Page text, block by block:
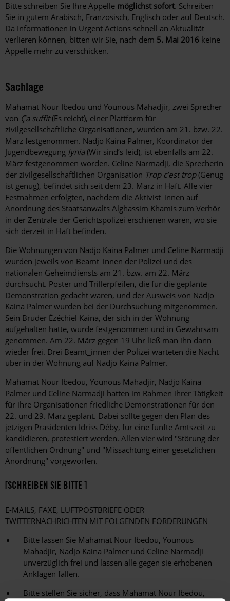
Bitte schreiben Sie Ihre Appelle möglichst sofort. Schreiben
Sie in gutem Arabisch, Französisch, Englisch oder auf Deutsch.
Da Informationen in Urgent Actions schnell an Aktualität
verlieren können, bitten wir Sie, nach dem 5. Mai 2016 keine
Appelle mehr zu verschicken.
Sachlage
Mahamat Nour Ibedou und Younous Mahadjir, zwei Sprecher
von Ça suffit(Es reicht), einer Plattform für
zivilgesellschaftliche Organisationen, wurden am 21. bzw. 22.
März festgenommen. Nadjo Kaina Palmer, Koordinator der
Jugendbewegung Iynia(Wir sind’s leid), ist ebenfalls am 22.
März festgenommen worden. Celine Narmadji, die Sprecherin
der zivilgesellschaftlichen Organisation Trop c’est trop(Genug
ist genug), befindet sich seit dem 23. März in Haft. Alle vier
Festnahmen erfolgten, nachdem die Aktivist_innen auf
Anordnung des Staatsanwalts Alghassim Khamis zum Verhör
in der Zentrale der Gerichtspolizei erschienen waren, wo sie
sich derzeit in Haft befinden.
Die Wohnungen von Nadjo Kaina Palmer und Celine Narmadji
wurden jeweils von Beamt_innen der Polizei und des
nationalen Geheimdiensts am 21. bzw. am 22. März
durchsucht. Poster und Trillerpfeifen, die für die geplante
Demonstration gedacht waren, und der Ausweis von Nadjo
Kaina Palmer wurden bei der Durchsuchung mitgenommen.
Sein Bruder Ézéchiel Kaina, der sich in der Wohnung
aufgehalten hatte, wurde festgenommen und in Gewahrsam
genommen. Am 22. März gegen 19 Uhr ließ man ihn dann
wieder frei. Drei Beamt_innen der Polizei warteten die Nacht
über in der Wohnung auf Nadjo Kaina Palmer.
Mahamat Nour Ibedou, Younous Mahadjir, Nadjo Kaina
Palmer und Celine Narmadji hatten im Rahmen ihrer Tätigkeit
für ihre Organisationen friedliche Demonstrationen für den
22. und 29. März geplant. Dabei sollte gegen den Plan des
jetzigen Präsidenten Idriss Déby, für eine fünfte Amtszeit zu
kandidieren, protestiert werden. Allen vier wird "Störung der
öffentlichen Ordnung" und "Missachtung einer gesetzlichen
Anordnung" vorgeworfen.
[SCHREIBEN SIE BITTE ]
E-MAILS, FAXE, LUFTPOSTBRIEFE ODER
TWITTERNACHRICHTEN MIT FOLGENDEN FORDERUNGEN
Bitte lassen Sie Mahamat Nour Ibedou, Younous
Mahadjir, Nadjo Kaina Palmer und Celine Narmadji
unverzüglich frei und lassen alle gegen sie erhobenen
Anklagen fallen.
Bitte stellen Sie sicher, dass Mahamat Nour Ibedou,